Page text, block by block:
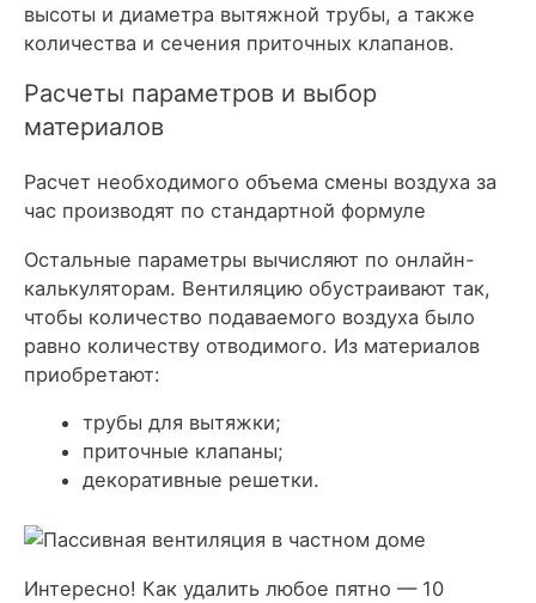
высоты и диаметра вытяжной трубы, а также
количества и сечения приточных клапанов.
Расчеты параметров и выбор
материалов
Расчет необходимого объема смены воздуха за
час производят по стандартной формуле
Остальные параметры вычисляют по онлайн-
калькуляторам. Вентиляцию обустраивают так,
чтобы количество подаваемого воздуха было
равно количеству отводимого. Из материалов
приобретают:
трубы для вытяжки;
приточные клапаны;
декоративные решетки.
Интересно! Как удалить любое пятно — 10